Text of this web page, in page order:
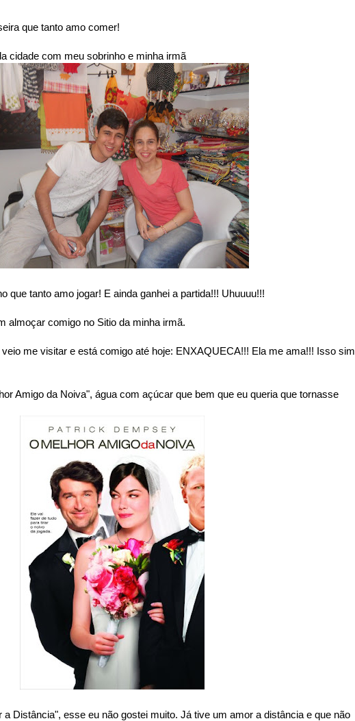
que tanto amo comer!
cidade com meu sobrinho e minha irmã
que tanto amo jogar! E ainda ganhei a partida!!! Uhuuuu!!!
almoçar comigo no Sitio da minha irmã.
me visitar e está comigo até hoje: ENXAQUECA!!! Ela me ama!!! Isso sim
Amigo da Noiva", água com açúcar que bem que eu queria que tornasse
Distância", esse eu não gostei muito. Já tive um amor a distância e que não